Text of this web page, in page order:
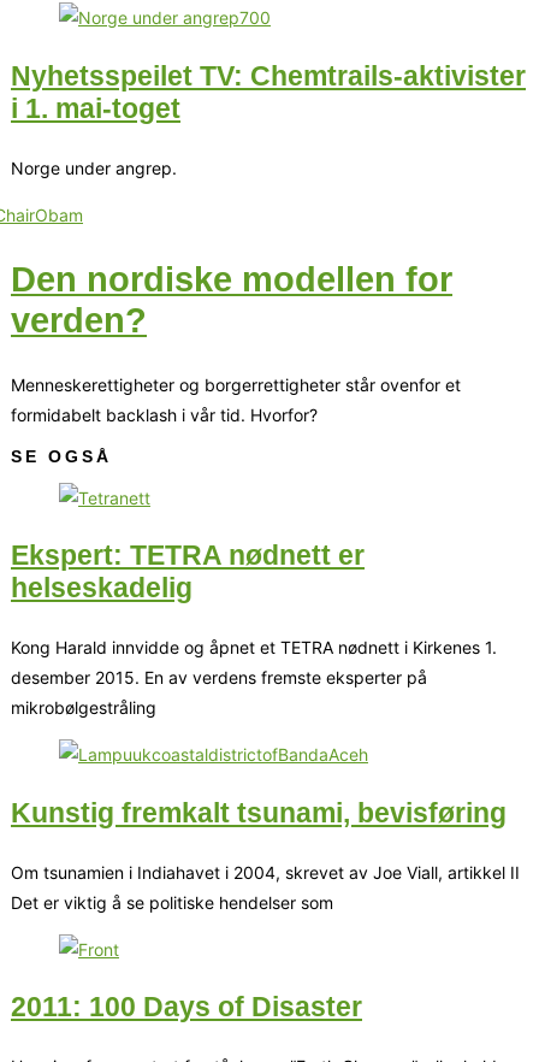
Nyhetsspeilet TV: Chemtrails-aktivister
i 1. mai-toget
Norge under angrep.
Den nordiske modellen for
verden?
Menneskerettigheter og borgerrettigheter står ovenfor et
formidabelt backlash i vår tid. Hvorfor?
SE OGSÅ
Ekspert: TETRA nødnett er
helseskadelig
Kong Harald innvidde og åpnet et TETRA nødnett i Kirkenes 1.
desember 2015. En av verdens fremste eksperter på
mikrobølgestråling
Kunstig fremkalt tsunami, bevisføring
Om tsunamien i Indiahavet i 2004, skrevet av Joe Viall, artikkel II
Det er viktig å se politiske hendelser som
2011: 100 Days of Disaster